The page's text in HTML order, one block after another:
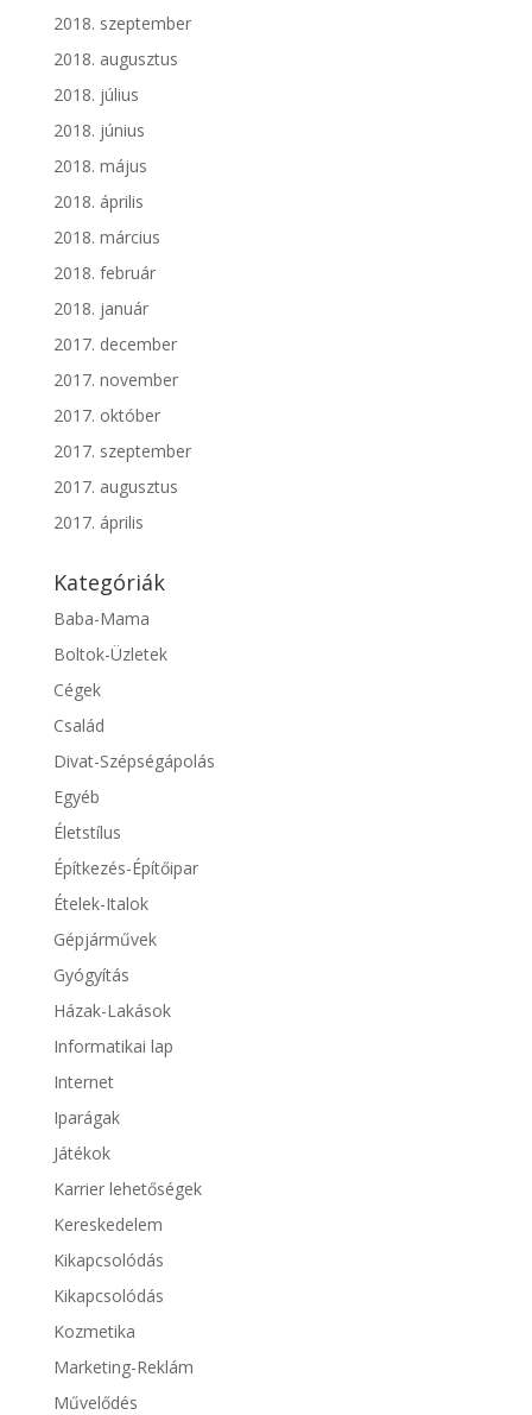
2018. szeptember
2018. augusztus
2018. július
2018. június
2018. május
2018. április
2018. március
2018. február
2018. január
2017. december
2017. november
2017. október
2017. szeptember
2017. augusztus
2017. április
Kategóriák
Baba-Mama
Boltok-Üzletek
Cégek
Család
Divat-Szépségápolás
Egyéb
Életstílus
Építkezés-Építőipar
Ételek-Italok
Gépjárművek
Gyógyítás
Házak-Lakások
Informatikai lap
Internet
Iparágak
Játékok
Karrier lehetőségek
Kereskedelem
Kikapcsolódás
Kikapcsolódás
Kozmetika
Marketing-Reklám
Művelődés